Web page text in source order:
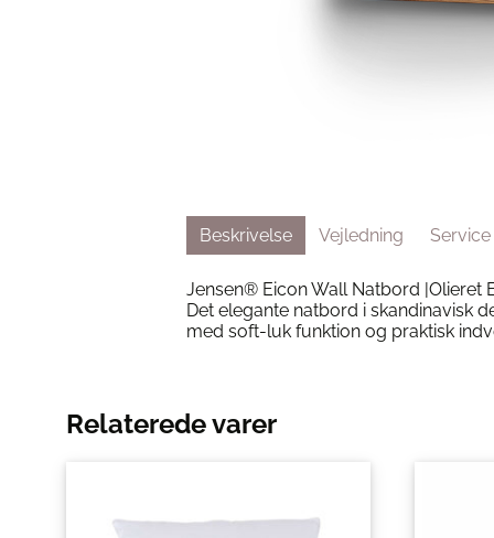
Beskrivelse Vejledning Service
Jensen® Eicon Wall Natbord
Det elegante natbord i skandinavisk
med soft-luk funktion og praktisk
Relaterede varer